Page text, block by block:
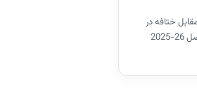
ختافه در